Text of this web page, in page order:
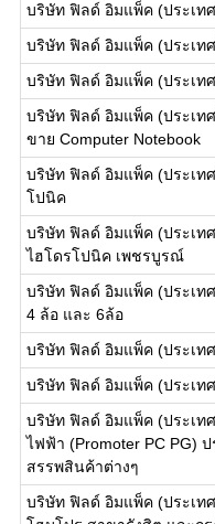
บริษัท ฟิลด์ อิมแพ็ค (ประเท
บริษัท ฟิลด์ อิมแพ็ค (ประเท
บริษัท ฟิลด์ อิมแพ็ค (ประเท
บริษัท ฟิลด์ อิมแพ็ค (ประเท
ขาย Computer Notebook
บริษัท ฟิลด์ อิมแพ็ค (ประเท
โปนิค
บริษัท ฟิลด์ อิมแพ็ค (ประเท
ไฮโดรโปนิค เพชรบูรณ์
บริษัท ฟิลด์ อิมแพ็ค (ประเท
4 ล้อ และ 6ล้อ
บริษัท ฟิลด์ อิมแพ็ค (ประเท
บริษัท ฟิลด์ อิมแพ็ค (ประเท
บริษัท ฟิลด์ อิมแพ็ค (ประเท
ไฟฟ้า (Promoter PC PG)
สรรพสินค้าต่างๆ
บริษัท ฟิลด์ อิมแพ็ค (ประเท